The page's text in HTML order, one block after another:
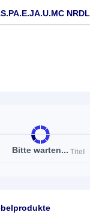
NRDL
Bitte warten... Titel